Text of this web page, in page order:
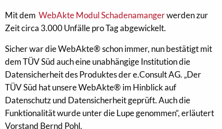
Mit dem WebAkte Modul Schadenamangerwerden zur
Zeit circa 3.000 Unfälle pro Tag abgewickelt.
Sicher war die WebAkte® schon immer, nun bestätigt mit
dem TÜV Süd auch eine unabhängige Institution die
Datensicherheit des Produktes der e.Consult AG. „Der
TÜV Süd hat unsere WebAkte® im Hinblick auf
Datenschutz und Datensicherheit geprüft. Auch die
Funktionalität wurde unter die Lupe genommen“, erläutert
Vorstand Bernd Pohl.